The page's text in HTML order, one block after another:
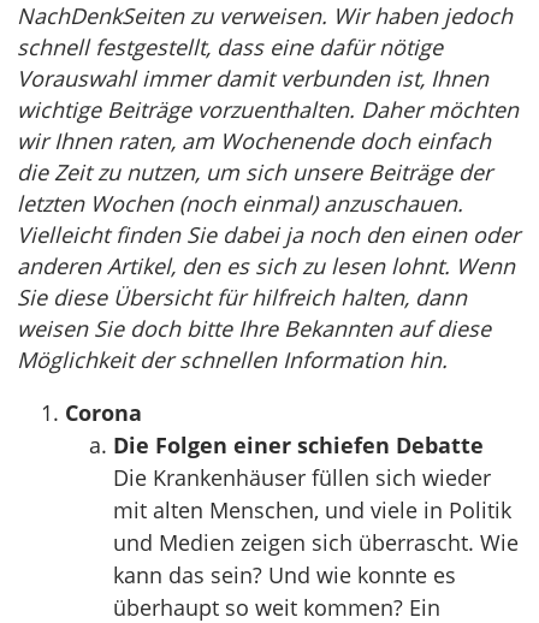
NachDenkSeiten zu verweisen. Wir haben jedoch
schnell festgestellt, dass eine dafür nötige
Vorauswahl immer damit verbunden ist, Ihnen
wichtige Beiträge vorzuenthalten. Daher möchten
wir Ihnen raten, am Wochenende doch einfach
die Zeit zu nutzen, um sich unsere Beiträge der
letzten Wochen (noch einmal) anzuschauen.
Vielleicht finden Sie dabei ja noch den einen oder
anderen Artikel, den es sich zu lesen lohnt. Wenn
Sie diese Übersicht für hilfreich halten, dann
weisen Sie doch bitte Ihre Bekannten auf diese
Möglichkeit der schnellen Information hin.
Corona
Die Folgen einer schiefen Debatte
Die Krankenhäuser füllen sich wieder
mit alten Menschen, und viele in Politik
und Medien zeigen sich überrascht. Wie
kann das sein? Und wie konnte es
überhaupt so weit kommen? Ein